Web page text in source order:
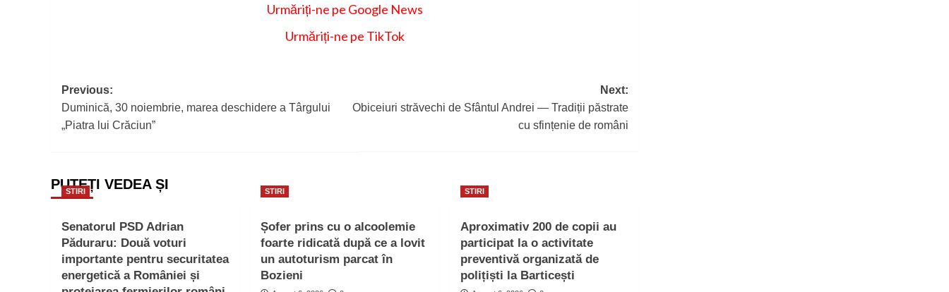
Urmăriți-ne pe Google News
Urmăriți-ne pe TikTok
Post
navigation
Previous:
Duminică, 30 noiembrie, marea deschidere a Târgului
„Piatra lui Crăciun”
Next:
Obiceiuri străvechi de Sfântul Andrei — Tradiții păstrate
cu sfințenie de români
PUTEȚI VEDEA ȘI
STIRI
Senatorul PSD Adrian
Păduraru: Două voturi
importante pentru securitatea
energetică a României și
STIRI
Șofer prins cu o alcoolemie
foarte ridicată după ce a lovit
un autoturism parcat în
Bozieni
STIRI
Aproximativ 200 de copii au
participat la o activitate
preventivă organizată de
polițiști la Barticești